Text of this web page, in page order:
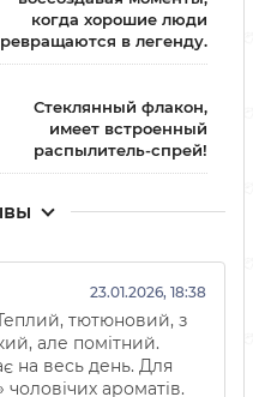
когда хорошие люди
в легенду.
Стеклянный флакон,
имеет встроенный
распылитель-спрей!
23.01.2026, 18:38
тютюновий, з
але помітний.
на весь день. Для
чоловічих ароматів.